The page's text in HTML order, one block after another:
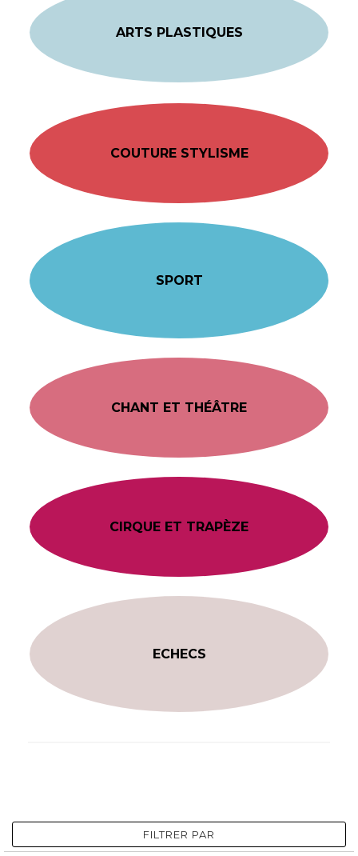
ARTS PLASTIQUES
COUTURE STYLISME
SPORT
CHANT ET THÉÂTRE
CIRQUE ET TRAPÈZE
ECHECS
FILTRER PAR